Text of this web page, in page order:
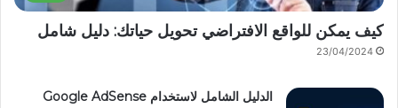
كيف يمكن للواقع الافتراضي تحويل حياتك: دليل شامل
23/04/2024
الدليل الشامل لاستخدام Google AdSense